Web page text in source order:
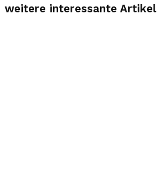
weitere interessante Artikel